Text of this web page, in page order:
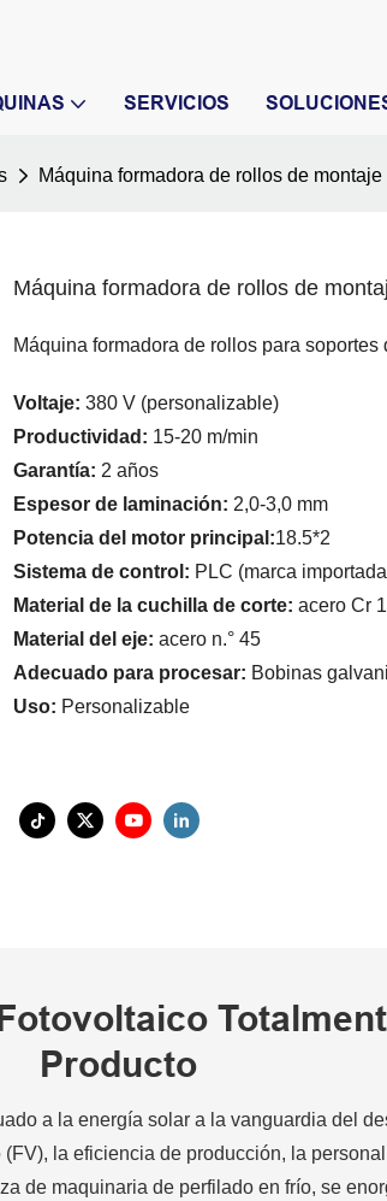
SERVICIOS
Máquina formadora de rollos de
Máquina formadora de rollos de
Máquina formadora de rollos para
Voltaje: 380 V (personalizable)
Productividad: 15-20 m/min
Garantía: 2 años
Espesor de laminación: 2,0-3,0 mm
Potencia del motor principal:18.5*2
Sistema de control: PLC (marca
Material de la cuchilla de corte: acero Cr
Material del eje: acero n.° 45
Adecuado para procesar: Bobinas
Uso: Personalizable
Producto
a la energía solar a la vanguardia del
la eficiencia de producción, la
de maquinaria de perfilado en frío, se